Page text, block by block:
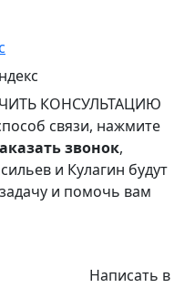
КОНСУЛЬТАЦИЮ
связи, нажмите
звонок,
и Кулагин будут
и помочь вам
Написать в